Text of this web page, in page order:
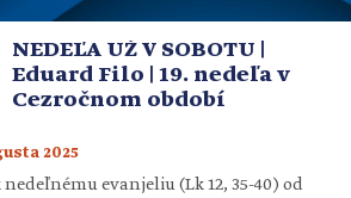
NEDEĽA UŽ V SOBOTU |
Eduard Filo | 19. nedeľa v
Cezročnom období
2025
evanjeliu (Lk 12, 35-40) od